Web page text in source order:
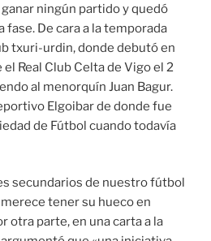
ningún partido y quedó
fase. De cara a la temporada
txuri-urdin, donde debutó en
Real Club Celta de Vigo el 2
al menorquín Juan Bagur.
Elgoibar de donde fue
de Fútbol cuando todavía
secundarios de nuestro fútbol
tener su hueco en
otra parte, en una carta a la